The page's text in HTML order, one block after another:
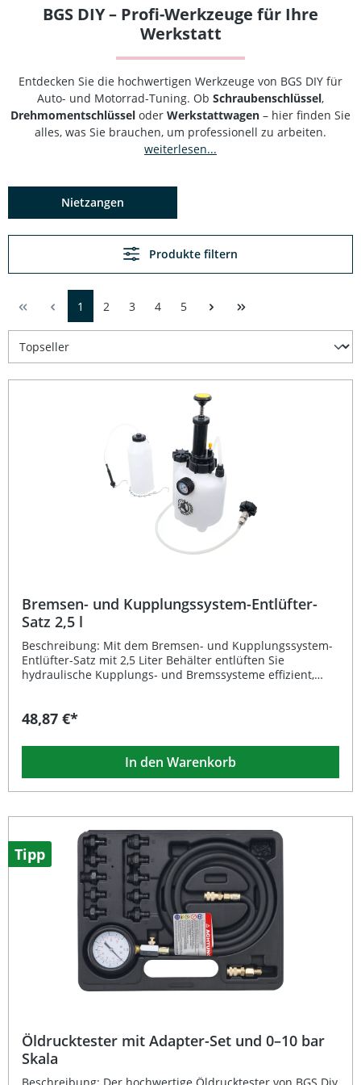
BGS DIY – Profi-Werkzeuge für Ihre
Werkstatt
Entdecken Sie die hochwertigen Werkzeuge von BGS DIY für
Auto- und Motorrad-Tuning. Ob Schraubenschlüssel,
Drehmomentschlüssel oder Werkstattwagen – hier finden Sie
alles, was Sie brauchen, um professionell zu arbeiten.
weiterlesen...
Nietzangen
Produkte filtern
1 2 3 4 5
Bremsen- und Kupplungssystem-Entlüfter-
Satz 2,5 l
Beschreibung: Mit dem Bremsen- und Kupplungssystem-
Entlüfter-Satz mit 2,5 Liter Behälter entlüften Sie
hydraulische Kupplungs- und Bremssysteme effizient,
Druckpumpe und ist dadurch vollkommen unabhängig
Hauptbehälters ist ein Austausch von Bremsflüssigkeit
ohne Nachfüllen des Geräts möglich. Der integrierte
Entlüftungsbehälter sowie der passende Schlauch und
Adapter für Entlüftungsventile sorgen für eine sichere
Ausgleichsbehälter enthalten, der für die meisten
europäischen Fahrzeugmodelle geeignet ist. Das System
ermöglicht Ihnen eine einfache Wartung und langfristig
optimale Bremsleistung. Ein-Mann-Bedienung ohne
zusätzliche Hilfsperson Unabhängig von Druckluft oder
Strom – Hand-Druckpumpe Großer Behälter (2,5 l) für
kontinuierliches Arbeiten Geeignet für die meisten
europäischen Fahrzeugmodelle Schneller und sauberer
Austausch der Bremsflüssigkeit Lieferumfang:
Entlüftergerät (2,5 l) Entlüftungsbehälter (1 l) Schlauch
Adapter für Entlüftungsventil Schraubadapter für
Ausgleichsbehälter
48,87 €*
In den Warenkorb
Tipp
Öldrucktester mit Adapter-Set und 0–10 bar
Skala